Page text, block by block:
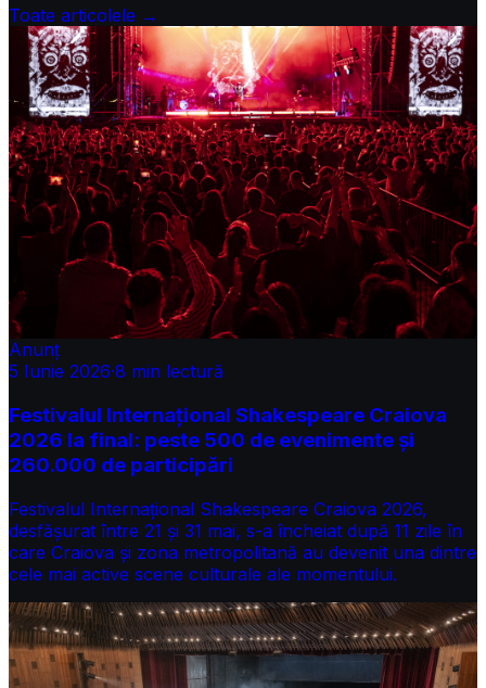
Toate articolele →
Anunț
5 Iunie 2026·8 min lectură
Festivalul Internațional Shakespeare Craiova
2026 la final: peste 500 de evenimente și
260.000 de participări
Festivalul Internațional Shakespeare Craiova 2026,
desfășurat între 21 și 31 mai, s-a încheiat după 11 zile în
care Craiova și zona metropolitană au devenit una dintre
cele mai active scene culturale ale momentului.